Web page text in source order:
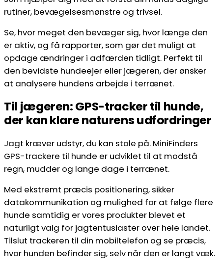
rutiner, bevægelsesmønstre og trivsel.
Se, hvor meget den bevæger sig, hvor længe den
er aktiv, og få rapporter, som gør det muligt at
opdage ændringer i adfærden tidligt. Perfekt til
den bevidste hundeejer eller jægeren, der ønsker
at analysere hundens arbejde i terrænet.
Til jægeren: GPS-tracker til hunde,
der kan klare naturens udfordringer
Jagt kræver udstyr, du kan stole på. MiniFinders
GPS-trackere til hunde er udviklet til at modstå
regn, mudder og lange dage i terrænet.
Med ekstremt præcis positionering, sikker
datakommunikation og mulighed for at følge flere
hunde samtidig er vores produkter blevet et
naturligt valg for jagtentusiaster over hele landet.
Tilslut trackeren til din mobiltelefon og se præcis,
hvor hunden befinder sig, selv når den er langt væk.